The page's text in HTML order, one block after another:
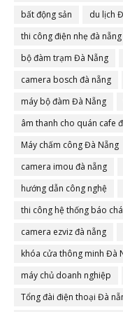
bất động sản
du lịch
thi công điện nhẹ đà nẵng
bộ đàm trạm Đà Nẵng
camera bosch đà nẵng
máy bộ đàm Đà Nẵng
âm thanh cho quán cafe
Máy chấm công Đà Nẵng
camera imou đà nẵng
hướng dẫn công nghệ
thi công hệ thống báo
camera ezviz đà nẵng
khóa cửa thông minh Đà
máy chủ doanh nghiệp
Tổng đài điện thoại Đà